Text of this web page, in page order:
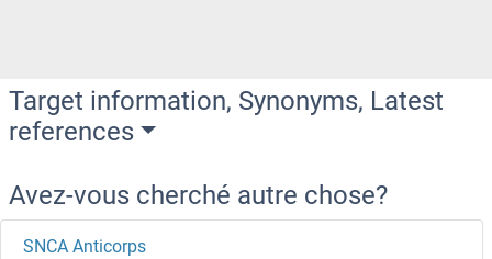
Target information, Synonyms, Latest
references
Avez-vous cherché autre chose?
SNCA Anticorps